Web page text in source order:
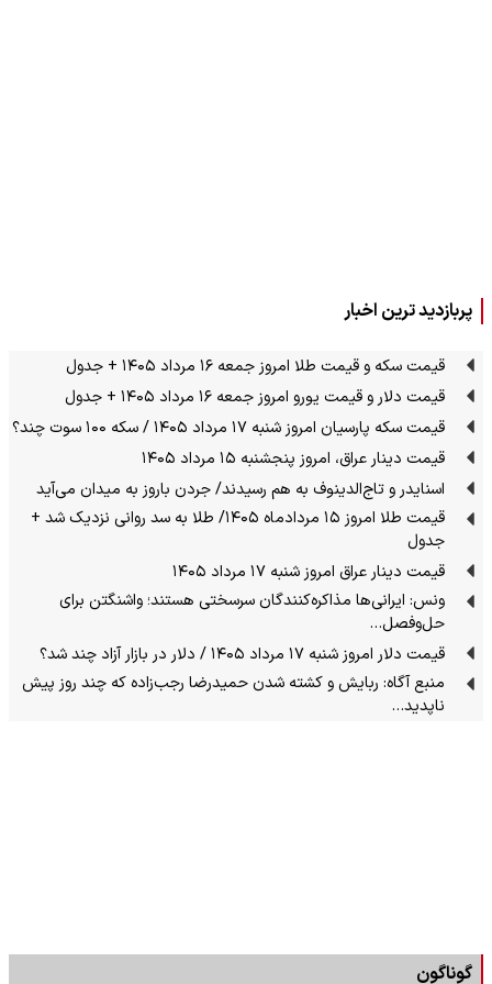
پربازدید ترین اخبار
قیمت سکه و قیمت طلا امروز جمعه ۱۶ مرداد ۱۴۰۵ + جدول
قیمت دلار و قیمت یورو امروز جمعه ۱۶ مرداد ۱۴۰۵ + جدول
قیمت سکه پارسیان امروز شنبه ۱۷ مرداد ۱۴۰۵ / سکه ۱۰۰ سوت چند؟
قیمت دینار عراق، امروز پنجشنبه ۱۵ مرداد ۱۴۰۵
اسنایدر و تاج‌الدینوف به هم رسیدند/ جردن باروز به میدان می‌آید
قیمت طلا امروز ۱۵ مردادماه ۱۴۰۵/ طلا به سد روانی نزدیک شد +
جدول
قیمت دینار عراق امروز شنبه ۱۷ مرداد ۱۴۰۵
ونس: ایرانی‌ها مذاکره‌کنندگان سرسختی هستند؛ واشنگتن برای
حل‌وفصل…
قیمت دلار امروز شنبه ۱۷ مرداد ۱۴۰۵ / دلار در بازار آزاد چند شد؟
منبع آگاه: ربایش و کشته شدن حمیدرضا رجب‌زاده که چند روز پیش
ناپدید…
گوناگون